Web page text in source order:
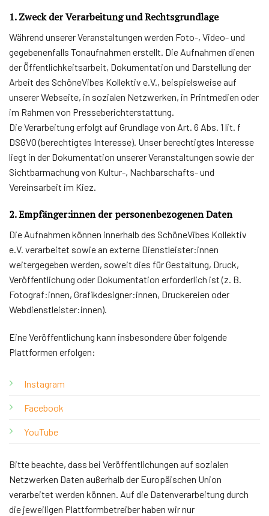
1. Zweck der Verarbeitung und Rechtsgrundlage
Während unserer Veranstaltungen werden Foto-, Video- und
gegebenenfalls Tonaufnahmen erstellt. Die Aufnahmen dienen
der Öffentlichkeitsarbeit, Dokumentation und Darstellung der
Arbeit des SchöneVibes Kollektiv e.V., beispielsweise auf
unserer Webseite, in sozialen Netzwerken, in Printmedien oder
im Rahmen von Presseberichterstattung.
Die Verarbeitung erfolgt auf Grundlage von Art. 6 Abs. 1 lit. f
DSGVO (berechtigtes Interesse). Unser berechtigtes Interesse
liegt in der Dokumentation unserer Veranstaltungen sowie der
Sichtbarmachung von Kultur-, Nachbarschafts- und
Vereinsarbeit im Kiez.
2. Empfänger:innen der personenbezogenen Daten
Die Aufnahmen können innerhalb des SchöneVibes Kollektiv
e.V. verarbeitet sowie an externe Dienstleister:innen
weitergegeben werden, soweit dies für Gestaltung, Druck,
Veröffentlichung oder Dokumentation erforderlich ist (z. B.
Fotograf:innen, Grafikdesigner:innen, Druckereien oder
Webdienstleister:innen).
Eine Veröffentlichung kann insbesondere über folgende
Plattformen erfolgen:
Instagram
Facebook
YouTube
Bitte beachte, dass bei Veröffentlichungen auf sozialen
Netzwerken Daten außerhalb der Europäischen Union
verarbeitet werden können. Auf die Datenverarbeitung durch
die jeweiligen Plattformbetreiber haben wir nur